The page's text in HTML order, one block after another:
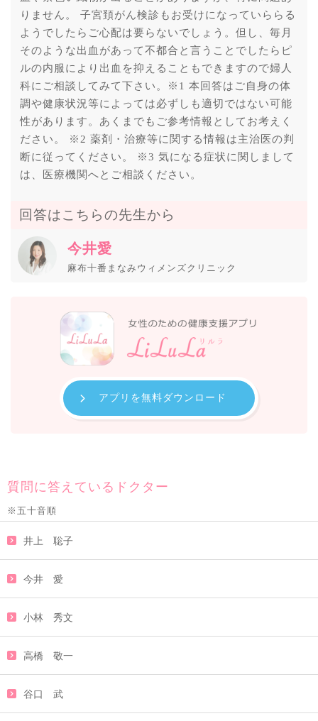
りません。 子宮頚がん検診もお受けになっていららる
ようでしたらご心配は要らないでしょう。但し、毎月
そのような出血があって不都合と言うことでしたらピ
ルの内服により出血を抑えることもできますので婦人
科にご相談してみて下さい。※1 本回答はご自身の体
調や健康状況等によっては必ずしも適切ではない可能
性があります。あくまでもご参考情報としてお考えく
ださい。 ※2 薬剤・治療等に関する情報は主治医の判
断に従ってください。 ※3 気になる症状に関しまして
は、医療機関へとご相談ください。
回答はこちらの先生から
今井愛
麻布十番まなみウィメンズクリニック
アプリを無料ダウンロード
質問に答えているドクター
※五十音順
井上 聡子
今井 愛
小林 秀文
高橋 敬一
谷口 武